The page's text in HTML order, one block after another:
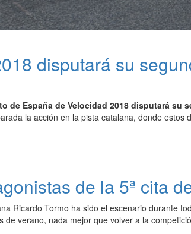
disputará su
de España de Velocidad 2018 disputará su
la acción en la pista catalana, donde estos
de la 5ª cita
Ricardo Tormo ha sido el escenario durante
de verano, nada mejor que volver a la